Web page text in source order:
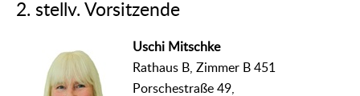
2. stellv. Vorsitzende
Uschi Mitschke
Rathaus B, Zimmer B 451
Porschestraße 49,